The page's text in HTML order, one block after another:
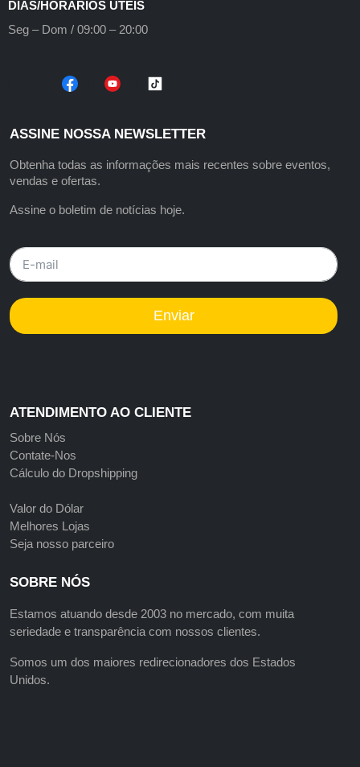
DIAS/HORÁRIOS ÚTEIS
Seg – Dom / 09:00 – 20:00
ASSINE NOSSA NEWSLETTER
Obtenha todas as informações mais recentes sobre eventos,
vendas e ofertas.
Assine o boletim de notícias hoje.
Enviar
ATENDIMENTO AO CLIENTE
Sobre Nós
Contate-Nos
Cálculo do Dropshipping
Valor do Dólar
Melhores Lojas
Seja nosso parceiro
SOBRE NÓS
Estamos atuando desde 2003 no mercado, com muita
seriedade e transparência com nossos clientes.
Somos um dos maiores redirecionadores dos Estados
Unidos.